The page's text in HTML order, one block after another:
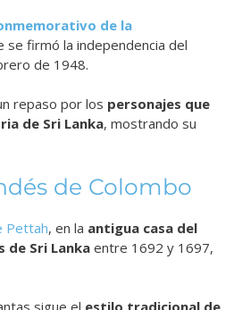
de la
se firmó la independencia del
de 1948.
repaso por los personajes que
de Sri Lanka, mostrando su
de Colombo
Pettah, en la antigua casa del
de Sri Lanka entre 1692 y 1697,